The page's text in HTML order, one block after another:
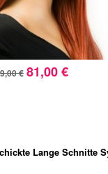
€ 81,00 €
Lange Schnitte